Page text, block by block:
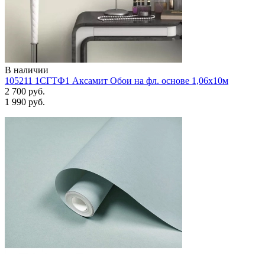
В наличии
105211 1СГТФ1 Аксамит Обои на фл. основе 1,06х10м
2 700 руб.
1 990 руб.